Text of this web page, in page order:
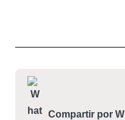
Compartir por